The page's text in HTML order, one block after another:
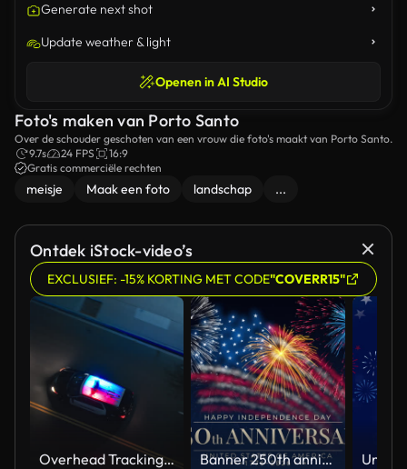
Generate next shot
Update weather & light
Openen in AI Studio
Foto's maken van Porto Santo
Over de schouder geschoten van een vrouw die foto's maakt van Porto Santo.
9.7s
24 FPS
16:9
Gratis commerciële rechten
meisje Maak een foto landschap ...
Ontdek iStock-video’s
EXCLUSIEF: -15% KORTING MET CODE"COVERR15"
Overhead Tracking Drone Shot of a Police Car Driving on a City Street with Lights On at Night Banner 250th anniversary of the USA. 250 years of independence. 4th of july 2026 usa independence day, video greeting card. US flag fireworks on blue sky background. Fourth of july. 4k seamless loop